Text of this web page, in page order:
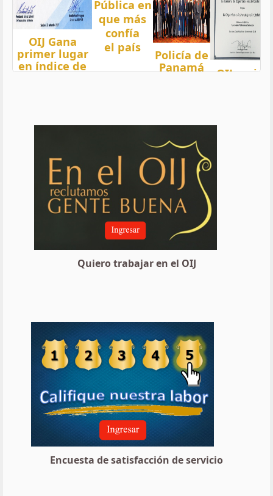
OIJ Gana
primer lugar
en índice de
Pública en
que más
confía
el país
Policía de
Panamá
OIJ mejor
Quiero trabajar en el OIJ
Encuesta de satisfacción de servicio